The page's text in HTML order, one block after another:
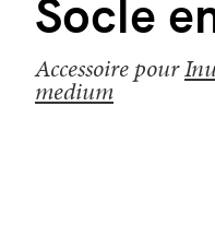
Socle
Accessoire pour
medium